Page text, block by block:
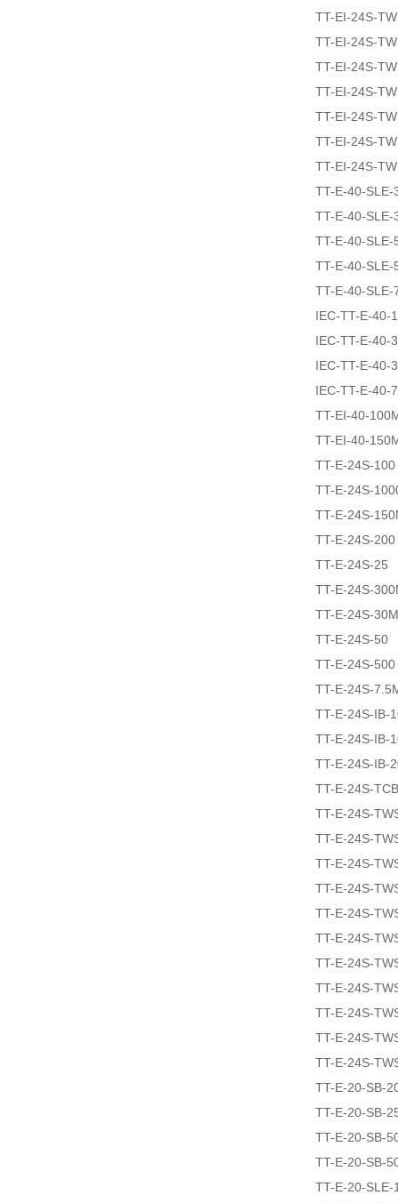
TT-EI-24S-
TT-EI-24S-
TT-EI-24S-
TT-EI-24S-
TT-EI-24S-
TT-EI-24S-
TT-EI-24S-
TT-E-40-SLE-
TT-E-40-SLE-
TT-E-40-SLE-
TT-E-40-SLE-
TT-E-40-SLE-
IEC-TT-E-40-
IEC-TT-E-40-
IEC-TT-E-40-
IEC-TT-E-40-
TT-EI-40-
TT-EI-40-
TT-E-24S-100
TT-E-24S-
TT-E-24S-
TT-E-24S-200
TT-E-24S-25
TT-E-24S-
TT-E-24S-30M
TT-E-24S-50
TT-E-24S-500
TT-E-24S-
TT-E-24S-IB-
TT-E-24S-IB-
TT-E-24S-IB-
TT-E-24S-
TT-E-24S-
TT-E-24S-
TT-E-24S-
TT-E-24S-
TT-E-24S-
TT-E-24S-
TT-E-24S-
TT-E-24S-
TT-E-24S-
TT-E-24S-
TT-E-24S-
TT-E-20-SB-
TT-E-20-SB-
TT-E-20-SB-
TT-E-20-SB-
TT-E-20-SLE-